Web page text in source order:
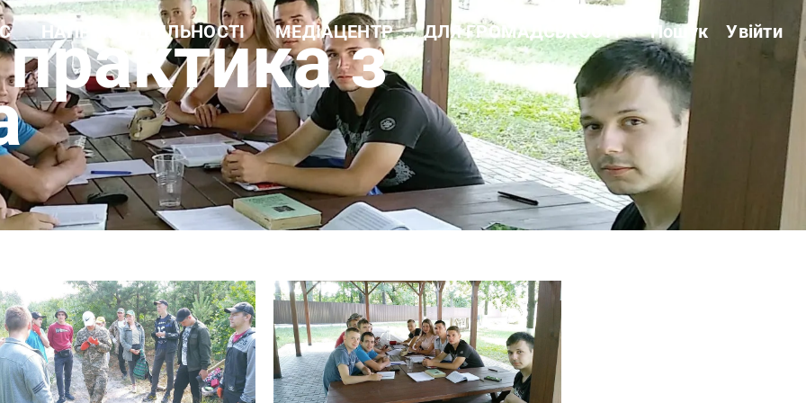
довідка
документи
НАПРЯМИ ДІЯЛЬНОСТІ
Навчальна робота
Науково-дослідна робота
Еколого-просвітницька
діяльність
Лісогосподарська
діяльність
Виробнича діяльність
Рекреаційні послуги та
екомережа
МЕДІАЦЕНТР
Новини
Фотогалерея
Відеогалерея
ДЛЯ ГРОМАДСЬКОСТІ
Звітність
Державні закупівлі
Сертифікація
Нормативні акти
Антикорупційні заходи
Пошук Увійти
з